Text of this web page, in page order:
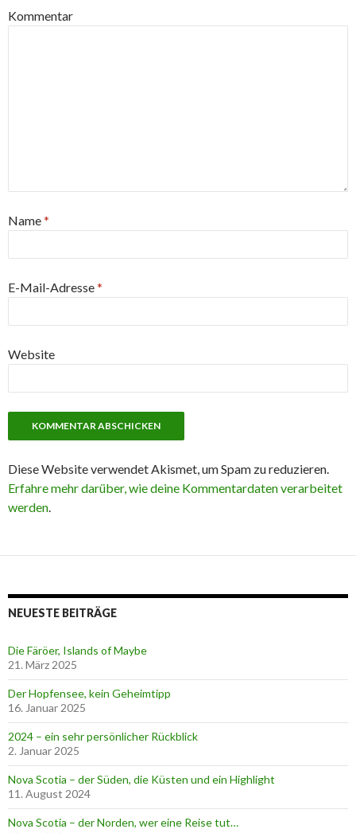
Kommentar
Name*
E-Mail-Adresse*
Website
Diese Website verwendet Akismet, um Spam zu reduzieren.
Erfahre mehr darüber, wie deine Kommentardaten verarbeitet
werden.
NEUESTE BEITRÄGE
Die Färöer, Islands of Maybe
21. März 2025
Der Hopfensee, kein Geheimtipp
16. Januar 2025
2024 – ein sehr persönlicher Rückblick
2. Januar 2025
Nova Scotia – der Süden, die Küsten und ein Highlight
11. August 2024
Nova Scotia – der Norden, wer eine Reise tut…